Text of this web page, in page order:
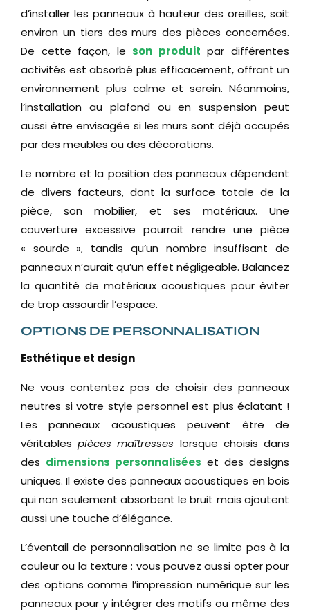
d’installer les panneaux à hauteur des oreilles, soit
environ un tiers des murs des pièces concernées.
De cette façon, leson produit par différentes
activités est absorbé plus efficacement, offrant un
environnement plus calme et serein. Néanmoins,
l’installation au plafond ou en suspension peut
aussi être envisagée si les murs sont déjà occupés
par des meubles ou des décorations.
Le nombre et la position des panneaux dépendent
de divers facteurs, dont la surface totale de la
pièce, son mobilier, et ses matériaux. Une
couverture excessive pourrait rendre une pièce
« sourde », tandis qu’un nombre insuffisant de
panneaux n’aurait qu’un effet négligeable. Balancez
la quantité de matériaux acoustiques pour éviter
de trop assourdir l’espace.
OPTIONS DE PERSONNALISATION
Esthétique et design
Ne vous contentez pas de choisir des panneaux
neutres si votre style personnel est plus éclatant !
Les panneaux acoustiques peuvent être de
véritablespièces maîtresses lorsque choisis dans
des dimensions personnalisées et des designs
uniques. Il existe des panneaux acoustiques en bois
qui non seulement absorbent le bruit mais ajoutent
aussi une touche d’élégance.
L’éventail de personnalisation ne se limite pas à la
couleur ou la texture : vous pouvez aussi opter pour
des options comme l’impression numérique sur les
panneaux pour y intégrer des motifs ou même des